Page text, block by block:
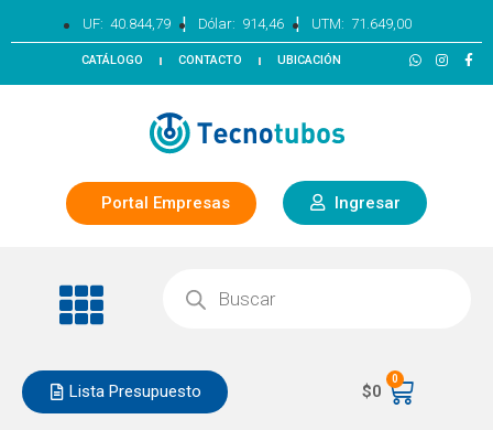
UF: 40.844,79 | Dólar: 914,46 | UTM: 71.649,00
CATÁLOGO CONTACTO UBICACIÓN
Portal Empresas Ingresar
Lista Presupuesto $0
0